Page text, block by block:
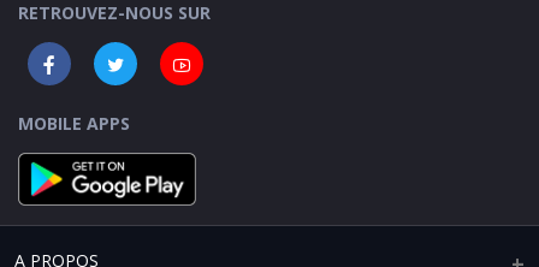
RETROUVEZ-NOUS SUR
MOBILE APPS
A PROPOS